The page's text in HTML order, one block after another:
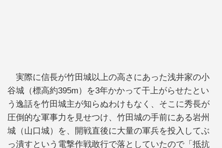
実際に信長が竹田城以上の高さにあった浅井家の小
谷城（標高約395m）を3年かかって干上がらせたとい
う逸話を竹田城主が知らぬわけもなく、そこに秀長が
圧倒的な軍事力を見せつけ、竹田城の手前にある岩州
城（山口城）を、開戦直後に大量の軍兵を投入してぶ
っ潰すという電撃作戦敢行で落としていたので「抵抗